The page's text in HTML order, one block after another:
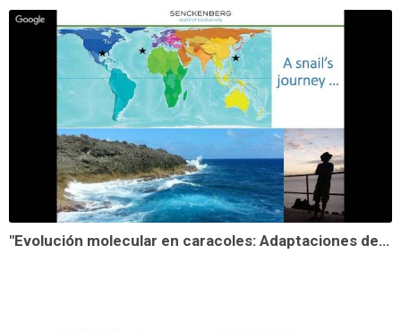
"Evolución molecular en caracoles: Adaptaciones del mar a la tierra. By Pedro Romero